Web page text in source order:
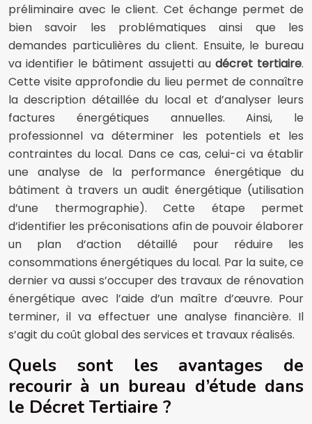
préliminaire avec le client. Cet échange permet de
bien savoir les problématiques ainsi que les
demandes particulières du client. Ensuite, le bureau
va identifier le bâtiment assujetti au décret tertiaire.
Cette visite approfondie du lieu permet de connaître
la description détaillée du local et d’analyser leurs
factures énergétiques annuelles. Ainsi, le
professionnel va déterminer les potentiels et les
contraintes du local. Dans ce cas, celui-ci va établir
une analyse de la performance énergétique du
bâtiment à travers un audit énergétique (utilisation
d’une thermographie). Cette étape permet
d’identifier les préconisations afin de pouvoir élaborer
un plan d’action détaillé pour réduire les
consommations énergétiques du local. Par la suite, ce
dernier va aussi s’occuper des travaux de rénovation
énergétique avec l’aide d’un maître d’œuvre. Pour
terminer, il va effectuer une analyse financière. Il
s’agit du coût global des services et travaux réalisés.
Quels sont les avantages de
recourir à un bureau d’étude dans
le Décret Tertiaire ?